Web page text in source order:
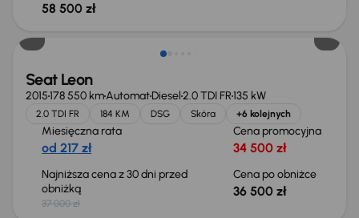
58 500 zł
Taniej o 500 zł
Seat Leon
2015178 550 kmAutomatDiesel2.0 TDI FR135 kW
2.0 TDI FR 184 KM DSG Skóra +6 kolejnych
Miesięczna rata
od 217 zł
Cena promocyjna
34 500 zł
Najniższa cena z 30 dni przed
obniżką
37 000 zł
Cena po obniżce
36 500 zł
Taniej o 500 zł